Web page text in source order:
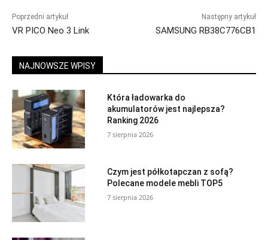
Poprzedni artykuł
VR PICO Neo 3 Link
Następny artykuł
SAMSUNG RB38C776CB1
NAJNOWSZE WPISY
Która ładowarka do
akumulatorów jest najlepsza?
Ranking 2026
7 sierpnia 2026
Czym jest półkotapczan z sofą?
Polecane modele mebli TOP5
7 sierpnia 2026